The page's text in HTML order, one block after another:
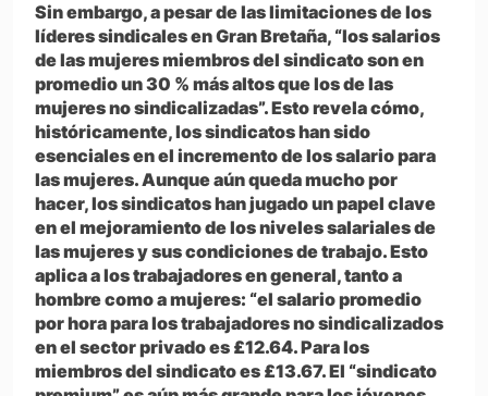
Sin embargo, a pesar de las limitaciones de los
líderes sindicales en Gran Bretaña, “los salarios
de las mujeres miembros del sindicato son en
promedio un 30 % más altos que los de las
mujeres no sindicalizadas”. Esto revela cómo,
históricamente, los sindicatos han sido
esenciales en el incremento de los salario para
las mujeres. Aunque aún queda mucho por
hacer, los sindicatos han jugado un papel clave
en el mejoramiento de los niveles salariales de
las mujeres y sus condiciones de trabajo. Esto
aplica a los trabajadores en general, tanto a
hombre como a mujeres: “el salario promedio
por hora para los trabajadores no sindicalizados
en el sector privado es £12.64. Para los
miembros del sindicato es £13.67. El “sindicato